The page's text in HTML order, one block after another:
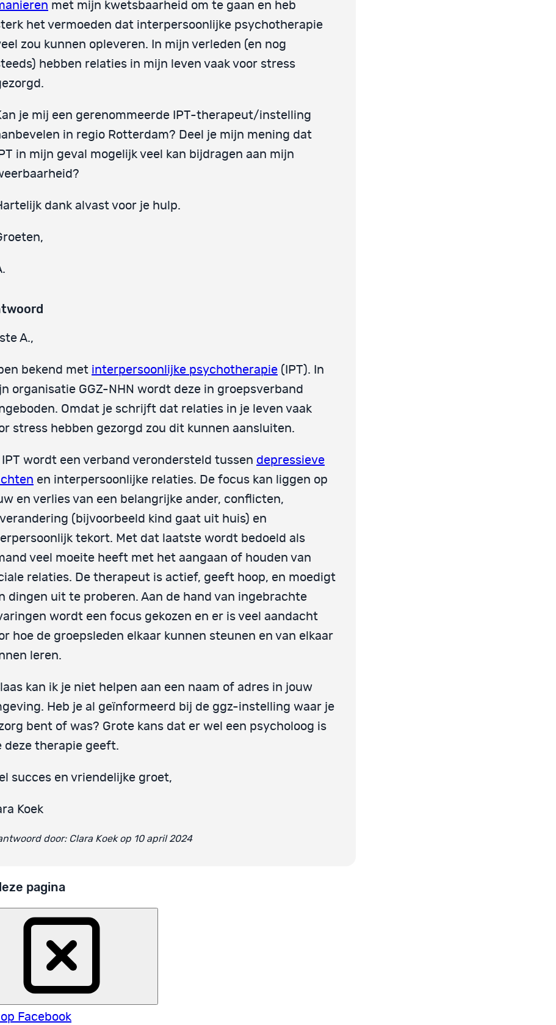
met mijn kwetsbaarheid om te gaan en heb
het vermoeden dat interpersoonlijke psychotherapie
zou kunnen opleveren. In mijn verleden (en nog
hebben relaties in mijn leven vaak voor stress
je mij een gerenommeerde IPT-therapeut/instelling
in regio Rotterdam? Deel je mijn mening dat
IPT in mijn geval mogelijk veel kan bijdragen aan mijn
dank alvast voor je hulp.
A.,
ben bekend met interpersoonlijke psychotherapie (IPT). In
organisatie GGZ-NHN wordt deze in groepsverband
Omdat je schrijft dat relaties in je leven vaak
stress hebben gezorgd zou dit kunnen aansluiten.
IPT wordt een verband verondersteld tussen depressieve
en interpersoonlijke relaties. De focus kan liggen op
en verlies van een belangrijke ander, conflicten,
(bijvoorbeeld kind gaat uit huis) en
tekort. Met dat laatste wordt bedoeld als
veel moeite heeft met het aangaan of houden van
relaties. De therapeut is actief, geeft hoop, en moedigt
dingen uit te proberen. Aan de hand van ingebrachte
wordt een focus gekozen en er is veel aandacht
hoe de groepsleden elkaar kunnen steunen en van elkaar
leren.
kan ik je niet helpen aan een naam of adres in jouw
Heb je al geïnformeerd bij de ggz-instelling waar je
bent of was? Grote kans dat er wel een psycholoog is
deze therapie geeft.
succes en vriendelijke groet,
Koek
door: Clara Koek op 10 april 2024
pagina
Facebook